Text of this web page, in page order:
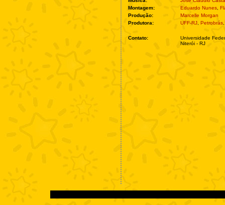
Montagem:
Eduardo Nunes
Produção:
Marcelle Morgan
Produtora:
UFF-RJ Petrobrás
Contato:
Universidade
Niterói - RJ